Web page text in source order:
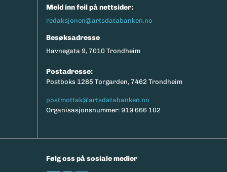
Meld inn feil på nettsider:
redaksjonen@artsdatabanken.no
Besøksadresse
Havnegata 9, 7010 Trondheim
Postadresse:
Postboks 1285 Torgarden, 7462 Trondheim
postmottak@artsdatabanken.no
Organisasjonsnummer: 919 666 102
Følg oss på sosiale medier